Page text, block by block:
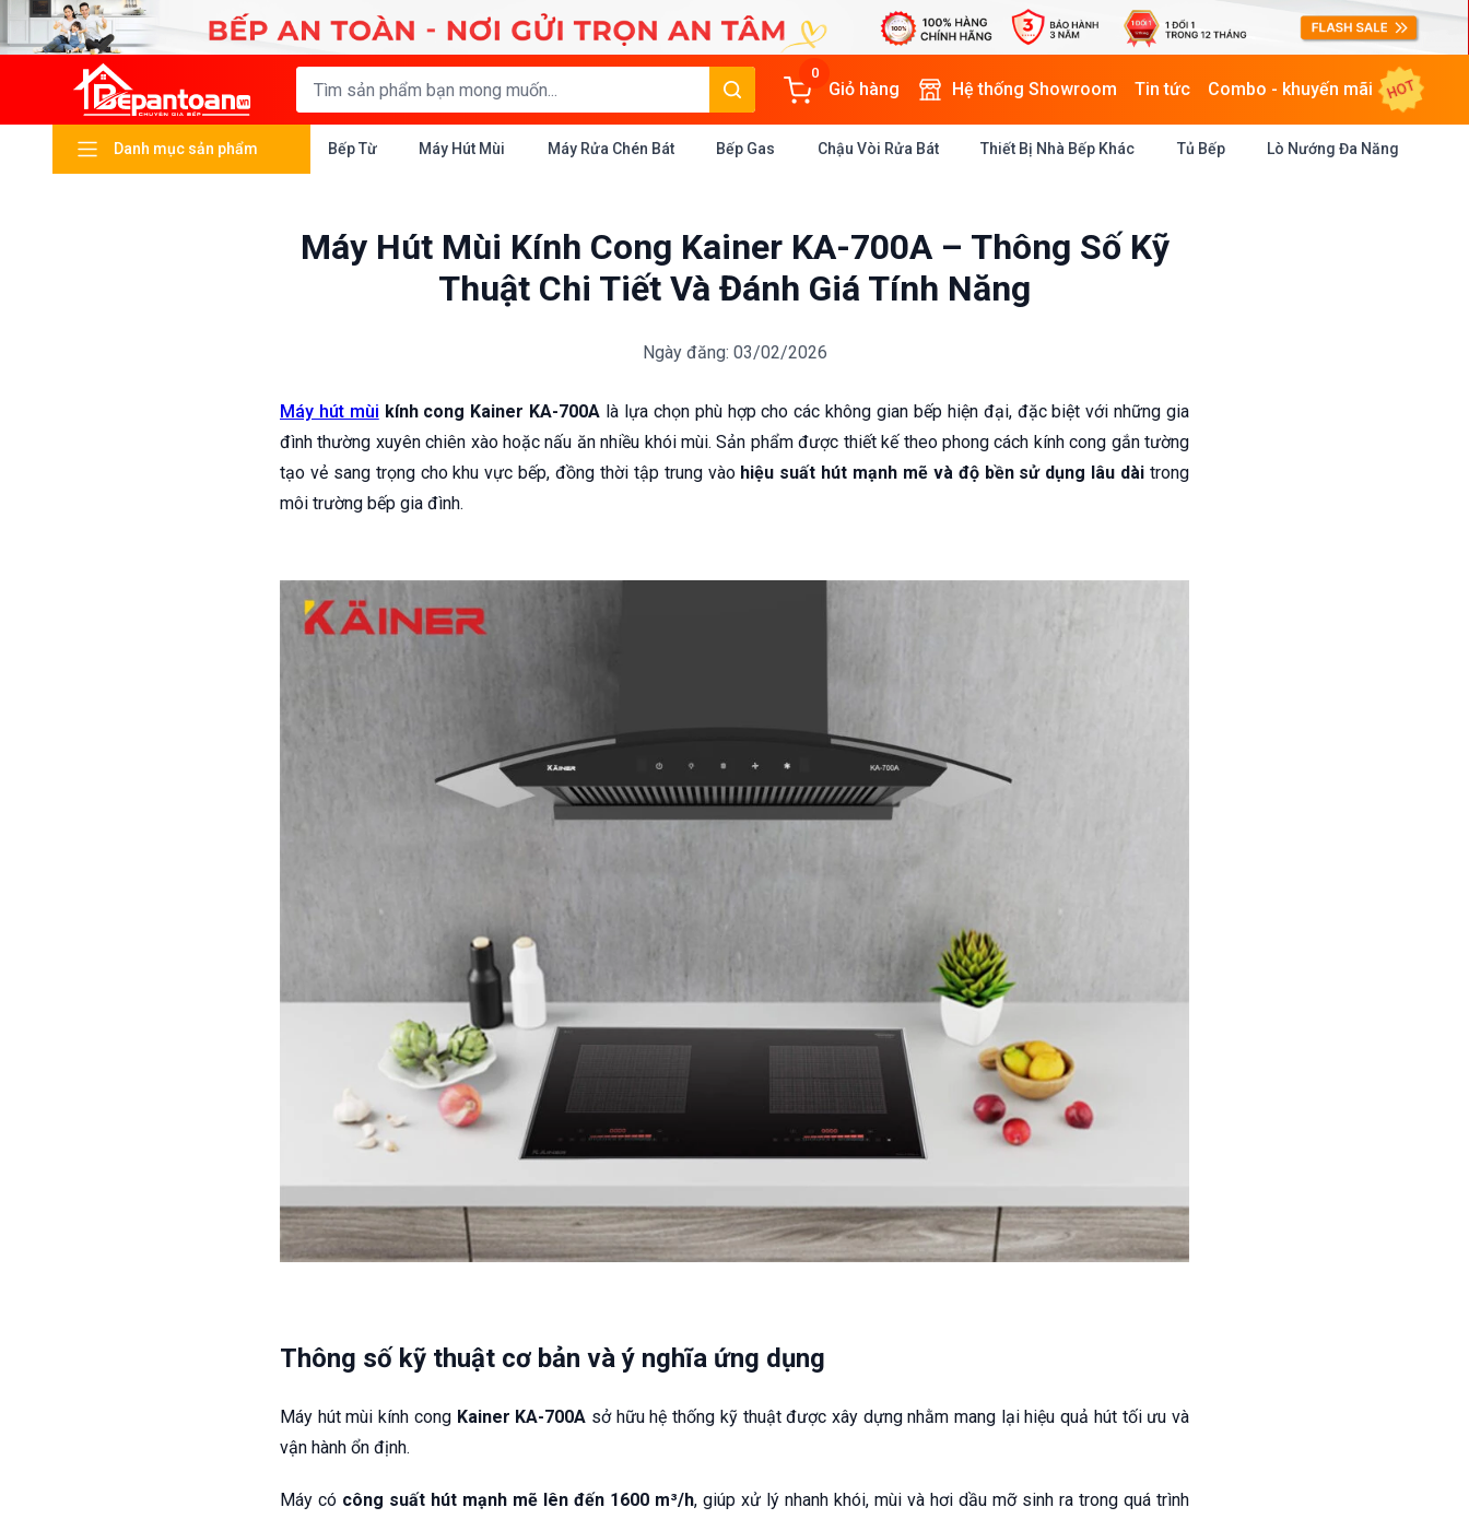
0
Giỏ hàng Hệ thống Showroom Tin tức Combo - khuyến mãi HOT
Danh mục sản phẩm Bếp Từ Máy Hút Mùi Máy Rửa Chén Bát Bếp Gas Chậu Vòi Rửa Bát Thiết Bị Nhà Bếp Khác Tủ Bếp Lò Nướng Đa Năng
Máy Hút Mùi Kính Cong Kainer KA-700A – Thông Số Kỹ
Thuật Chi Tiết Và Đánh Giá Tính Năng
Ngày đăng: 03/02/2026
Máy hút mùi kính cong Kainer KA-700A là lựa chọn phù hợp cho các không gian bếp hiện đại, đặc biệt với những gia
đình thường xuyên chiên xào hoặc nấu ăn nhiều khói mùi. Sản phẩm được thiết kế theo phong cách kính cong gắn tường
tạo vẻ sang trọng cho khu vực bếp, đồng thời tập trung vào hiệu suất hút mạnh mẽ và độ bền sử dụng lâu dài trong
môi trường bếp gia đình.
Thông số kỹ thuật cơ bản và ý nghĩa ứng dụng
Máy hút mùi kính cong Kainer KA-700A sở hữu hệ thống kỹ thuật được xây dựng nhằm mang lại hiệu quả hút tối ưu và
vận hành ổn định.
Máy có công suất hút mạnh mẽ lên đến 1600 m³/h, giúp xử lý nhanh khói, mùi và hơi dầu mỡ sinh ra trong quá trình